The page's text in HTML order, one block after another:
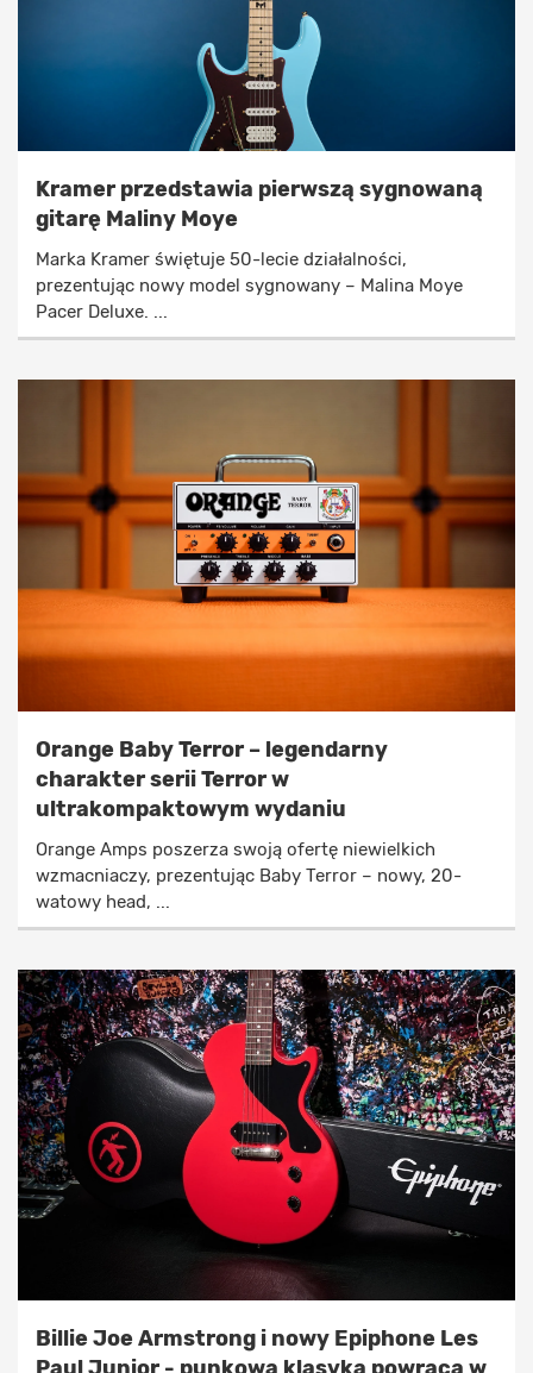
Kramer przedstawia pierwszą sygnowaną
gitarę Maliny Moye
Marka Kramer świętuje 50-lecie działalności,
prezentując nowy model sygnowany – Malina Moye
Pacer Deluxe. ...
Orange Baby Terror – legendarny
charakter serii Terror w
ultrakompaktowym wydaniu
Orange Amps poszerza swoją ofertę niewielkich
wzmacniaczy, prezentując Baby Terror – nowy, 20-
watowy head, ...
Billie Joe Armstrong i nowy Epiphone Les